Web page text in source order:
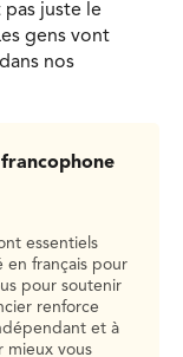
pas juste le
gens vont
nos
essentiels
en français pour
pour soutenir
renforce
et à
mieux vous